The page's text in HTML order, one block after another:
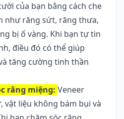
của bạn bằng cách che
như răng sứt, răng thưa,
bị ố vàng. Khi bạn tự tin
điều đó có thể giúp
tăng cường tinh thần
răng miệng: Veneer
vật liệu không bám bụi và